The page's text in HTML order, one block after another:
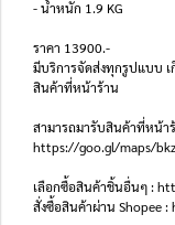
- น้ำหนัก 1.9 KG
ราคา 13900.-
มีบริการจัดส่งทุกรูปแบบ
สินค้าที่หน้าร้าน
สามารถมารับสินค้าที่หน้า
https://goo.gl/maps/
เลือกซื้อสินค้าชิ้นอื่นๆ :
สั่งซื้อสินค้าผ่าน Shopee